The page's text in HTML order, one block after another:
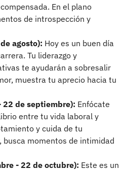
En el plano
de introspección y
agosto): Hoy es un buen día
Tu liderazgo y
te ayudarán a sobresalir
muestra tu aprecio hacia tu
22 de septiembre): Enfócate
entre tu vida laboral y
y cuida de tu
busca momentos de intimidad
- 22 de octubre): Este es un